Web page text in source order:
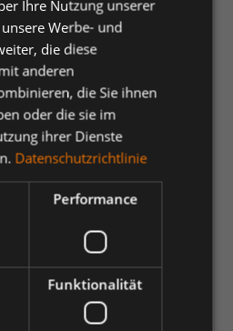
schwarz
dunkelgrau
52n 52s
56s
Ihre Nutzung unserer
Werbe- und
die diese
anderen
die Sie ihnen
oder die sie im
ihrer Dienste
Datenschutzrichtlinie
Performance
Funktionalität